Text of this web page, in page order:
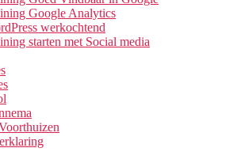
Google Analytics
werkochtend
starten met Social media